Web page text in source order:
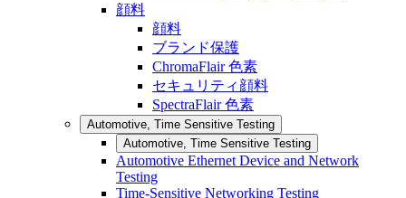
顔料
顔料
ブランド保護
ChromaFlair 色素
セキュリティ顔料
SpectraFlair 色素
Automotive, Time Sensitive Testing
Automotive, Time Sensitive Testing
Automotive Ethernet Device and Network
Testing
Time-Sensitive Networking Testing